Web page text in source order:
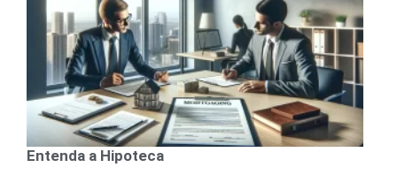
Entenda a Hipoteca